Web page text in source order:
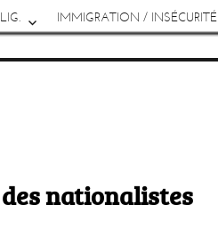
IMMIGRATION / INSÉCURITÉ
nationalistes